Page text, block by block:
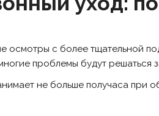
осмотры с более тщательной
проблемы будут решаться
не больше получаса при